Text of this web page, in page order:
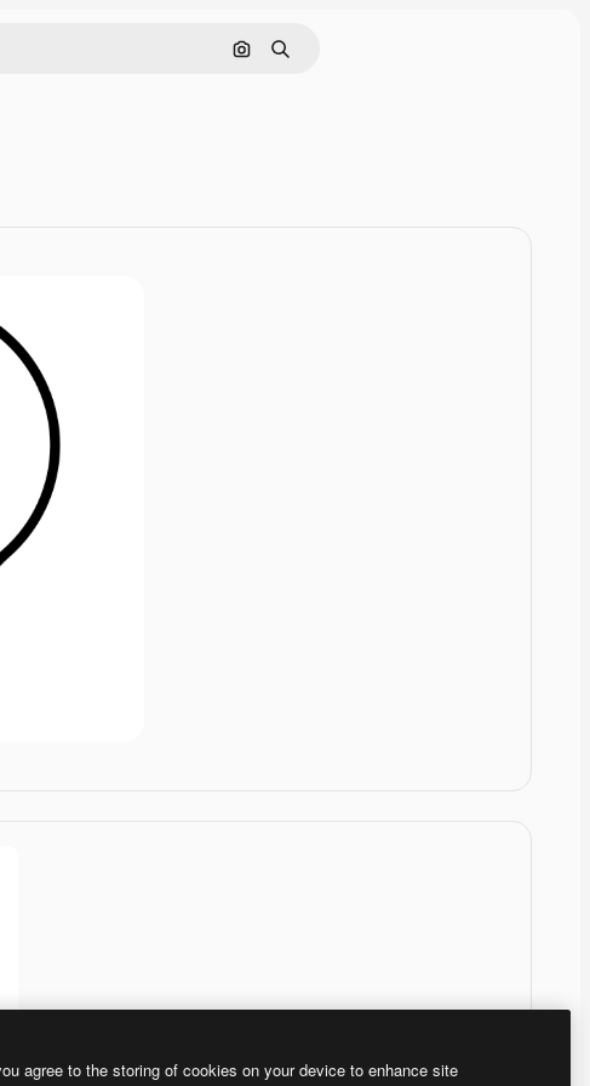
Поиск по изображению
Поиск
agree to the storing of cookies on your device to enhance site